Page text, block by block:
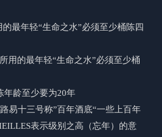
最年轻“生命之水”必须至少桶陈四
用的最年轻“生命之水”必须至少桶
年龄至少要为20年
易十三号称”百年酒底“一些上百年
表示级别之高（忘年）的意